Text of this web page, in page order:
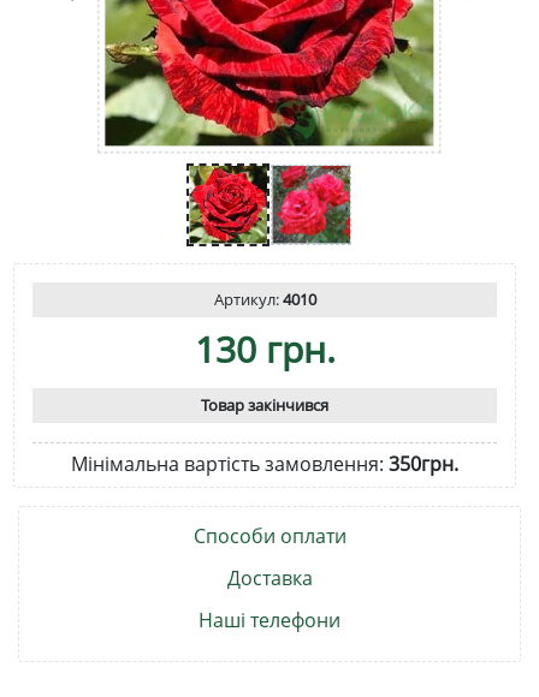
Артикул:4010
130 грн.
Товар закінчився
Мінімальна вартість замовлення: 350грн.
Способи оплати
Доставка
Наші телефони